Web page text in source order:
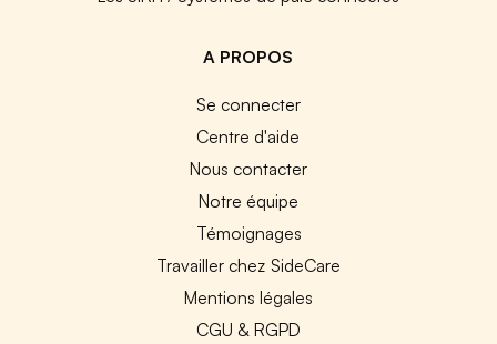
A PROPOS
Se connecter
Centre d'aide
Nous contacter
Notre équipe
Témoignages
Travailler chez SideCare
Mentions légales
CGU & RGPD